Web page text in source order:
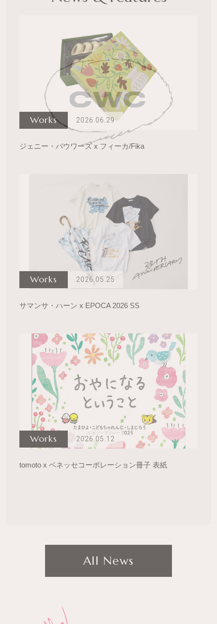
Works 2026.06.29
ジェニー・バウワーズ x フィーカ/Fika
Works 2026.05.25
サマンサ・ハーン x EPOCA 2026 SS
Works 2026.05.12
tomoto x ベネッセコーポレーション冊子 表紙
All News